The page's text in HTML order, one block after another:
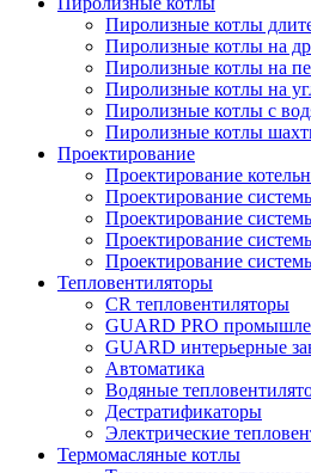
Пиролизные котлы
Пиролизные котлы на
Пиролизные котлы на
Пиролизные котлы на
Пиролизные котлы с
Пиролизные котлы
Проектирование
Проектирование
Проектирование
Проектирование
Проектирование
Проектирование
Тепловентиляторы
CR тепловентиляторы
GUARD PRO
GUARD интерьерные
Автоматика
Водяные
Дестратификаторы
Электрические
Термомасляные котлы